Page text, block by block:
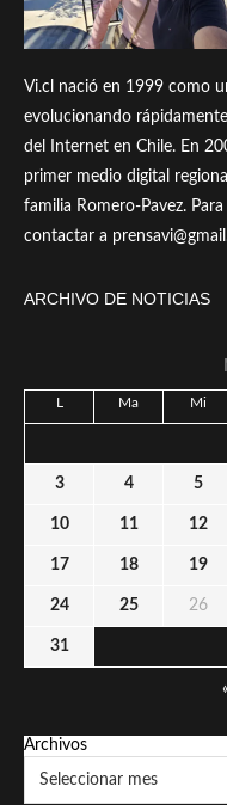
Vi.cl nació en 1999 como
evolucionando
del Internet en Chile. En
primer medio digital
familia Romero-Pavez.
contactar a
ARCHIVO DE NOTICIAS
L Ma Mi
3 4 5
10 11 12
17 18 19
24 25 26
31
Archivos